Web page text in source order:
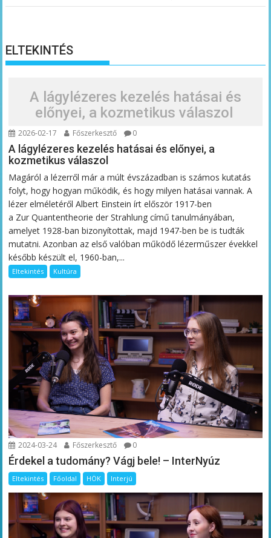
ELTEKINTÉS
A lágylézeres kezelés hatásai és
előnyei, a kozmetikus válaszol
2026-02-17 Főszerkesztő 0
A lágylézeres kezelés hatásai és előnyei, a
kozmetikus válaszol
Magáról a lézerről már a múlt évszázadban is számos kutatás
folyt, hogy hogyan működik, és hogy milyen hatásai vannak. A
lézer elméletéről Albert Einstein írt először 1917-ben
a Zur Quantentheorie der Strahlung című tanulmányában,
amelyet 1928-ban bizonyítottak, majd 1947-ben be is tudták
mutatni. Azonban az első valóban működő lézerműszer évekkel
később készült el, 1960-ban,...
Eltekintés Kultúra
2024-03-24 Főszerkesztő 0
Érdekel a tudomány? Vágj bele! – InterNyúz
Eltekintés Főoldal HÖK Interjú